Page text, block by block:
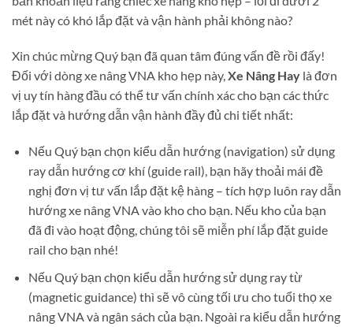
mét này có khó lắp đặt và vận hành phải không nào?
Xin chúc mừng Quý bạn đã quan tâm đúng vấn đề rồi đấy!
Đối với dòng xe nâng VNA kho hẹp này,Xe Nâng Hay là đơn
vị uy tín hàng đầu có thể tư vấn chính xác cho bạn các thức
lắp đặt và hướng dẫn vận hành đầy đủ chi tiết nhất:
Nếu Quý bạn chọn kiểu dẫn hướng (navigation) sử dụng
ray dẫn hướng cơ khí (guide rail), bạn hãy thoải mái đề
nghị đơn vị tư vấn lắp đặt kệ hàng – tích hợp luôn ray dẫn
hướng xe nâng VNA vào kho cho bạn. Nếu kho của bạn
đã đi vào hoạt động, chúng tôi sẽ miễn phí lắp đặt guide
rail cho bạn nhé!
Nếu Quý bạn chọn kiểu dẫn hướng sử dụng ray từ
(magnetic guidance) thì sẽ vô cùng tối ưu cho tuổi thọ xe
nâng VNA và ngân sách của bạn. Ngoài ra kiểu dẫn hướng